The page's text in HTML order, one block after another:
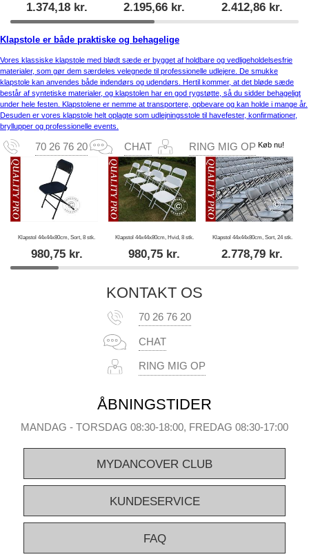
1.374,18kr. 2.195,66 kr. 2.412,86 kr.
Klapstole er både praktiske og behagelige
Vores klassiske klapstole med blødt sæde er bygget af holdbare og vedligeholdelsesfrie
materialer, som gør dem særdeles velegnede til professionelle udlejere. De smukke
klapstole kan anvendes både indendørs og udendørs. Hertil kommer, at det bløde sæde
består af syntetiske materialer, og klapstolen har en god rygstøtte, så du sidder behageligt
under hele festen. Klapstolene er nemme at transportere, opbevare og kan holde i mange år.
Desuden er vores klapstole helt oplagte som udlejningsstole til havefester, konfirmationer,
bryllupper og professionelle events.
70 26 76 20 CHAT RING MIG OP Køb nu!
Klapstol 44x44x80cm, Sort, 8 stk.
980,75kr.
Klapstol 44x44x80cm, Hvid, 8 stk.
980,75 kr.
Klapstol 44x44x80cm, Sort, 24 stk.
2.778,79 kr.
KONTAKT OS
70 26 76 20
CHAT
RING MIG OP
ÅBNINGSTIDER
MANDAG - TORSDAG 08:30-18:00, FREDAG 08:30-17:00
MYDANCOVER CLUB
KUNDESERVICE
FAQ